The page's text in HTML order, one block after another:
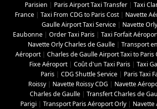
Parisien | Paris Airport Taxi Transfer | Taxi
France | Taxi From CDG to Paris Cost| Navette
Gaulle Airport Taxi Service | Navette
Eaubonne | Order Taxi Paris | Taxi Forfait
Navette Orly Charles de Gaulle | Transport
Aéroport| Charles de Gaulle Airport Taxi to Paris
Fixe Aéroport| Coût d'un Taxi Paris | Taxi
Paris | CDG Shuttle Service | Paris Taxi
Roissy| Navette Roissy CDG | Navette
Charles de Gaulle | Transfert Charles de
Parigi | Transport Paris Aéroport Orly| Navette